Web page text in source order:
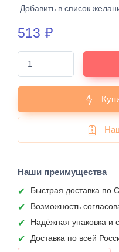
Добавить в список
513 ₽
Наши преимущества
Быстрая доставка по
Возможность
Надёжная упаковка и
Доставка по всей